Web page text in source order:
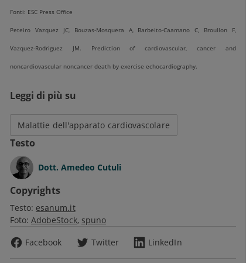
Fonti: ESC Press Office
Peteiro Vazquez JC, Bouzas-Mosquera A, Barbeito-Caamano C, Broullon F,
Vazquez-Rodriguez JM. Prediction of cardiovascular, cancer and
noncardiovascular noncancer death by exercise echocardiography.
Leggi di più su
Malattie dell'apparato cardiovascolare
Testo
Dott. Amedeo Cutuli
Copyrights
Testo: esanum.it
Foto: AdobeStock spuno
Facebook
Twitter LinkedIn